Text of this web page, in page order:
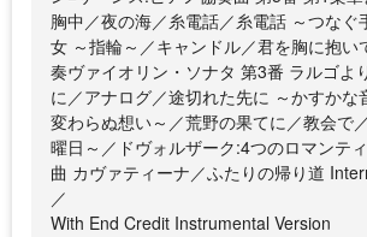
胸中／夜の海／糸電話／糸電話 ～つなぐ
女 ～指輪～／キャンドル／君を胸に抱い
奏ヴァイオリン・ソナタ 第3番 ラルゴよ
に／アナログ／途切れた先に ～かすかな
変わらぬ想い～／荒野の果てに／教会で
曜日～／ドヴォルザーク:4つのロマンテ
曲 カヴァティーナ／ふたりの帰り道
／
With End Credit Instrumental Version